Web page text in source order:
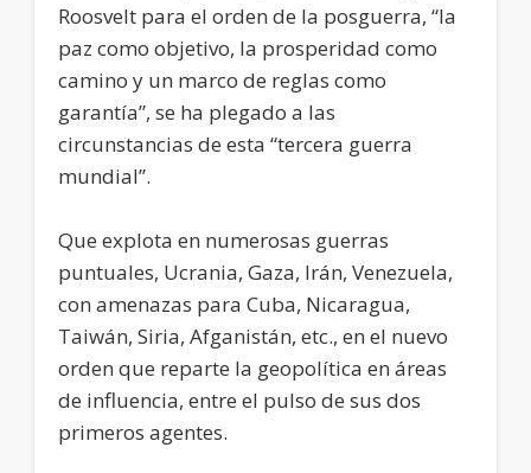
Roosvelt para el orden de la posguerra, “la
paz como objetivo, la prosperidad como
camino y un marco de reglas como
garantía”, se ha plegado a las
circunstancias de esta “tercera guerra
mundial”.
Que explota en numerosas guerras
puntuales, Ucrania, Gaza, Irán, Venezuela,
con amenazas para Cuba, Nicaragua,
Taiwán, Siria, Afganistán, etc., en el nuevo
orden que reparte la geopolítica en áreas
de influencia, entre el pulso de sus dos
primeros agentes.